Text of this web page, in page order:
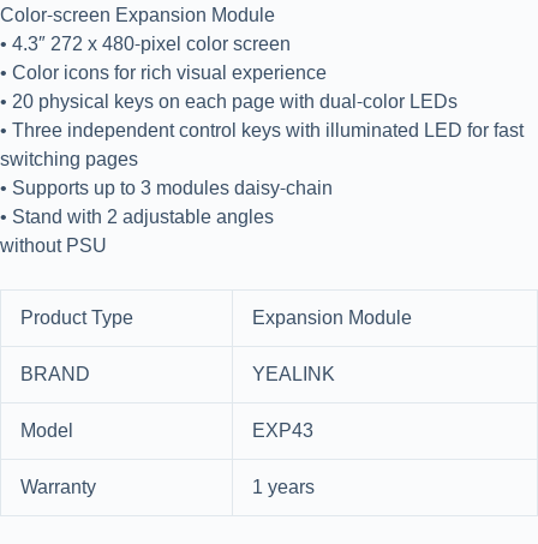
Color-screen Expansion Module
• 4.3″ 272 x 480-pixel color screen
• Color icons for rich visual experience
• 20 physical keys on each page with dual-color LEDs
• Three independent control keys with illuminated LED for fast
switching pages
• Supports up to 3 modules daisy-chain
• Stand with 2 adjustable angles
without PSU
Product Type
Expansion Module
BRAND
YEALINK
Model
EXP43
Warranty
1 years